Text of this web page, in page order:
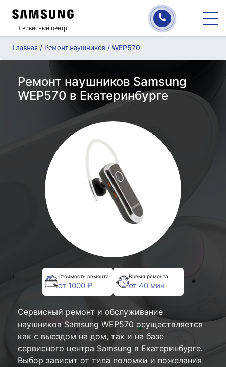
Сервисный центр
Главная / Ремонт наушников / WEP570
Ремонт наушников Samsung
WEP570 в Екатеринбурге
Стоимость ремонта
от 1000 ₽
Время ремонта
от 40 мин
Сервисный ремонт и обслуживание
наушников Samsung WEP570 осуществляется
как с выездом на дом, так и на базе
сервисного центра Samsung в Екатеринбурге.
Выбор зависит от типа поломки и пожелания